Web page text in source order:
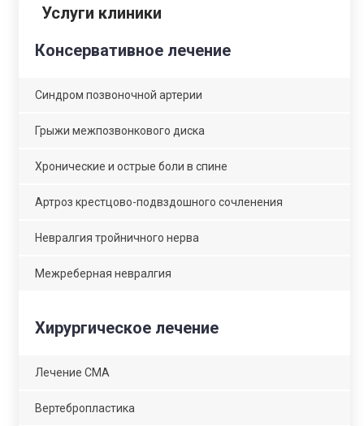
Услуги клиники
Консервативное лечение
Синдром позвоночной артерии
Грыжи межпозвонкового диска
Хронические и острые боли в спине
Артроз крестцово-подвздошного сочленения
Невралгия тройничного нерва
Межреберная невралгия
Хирургическое лечение
Лечение СМА
Вертебропластика